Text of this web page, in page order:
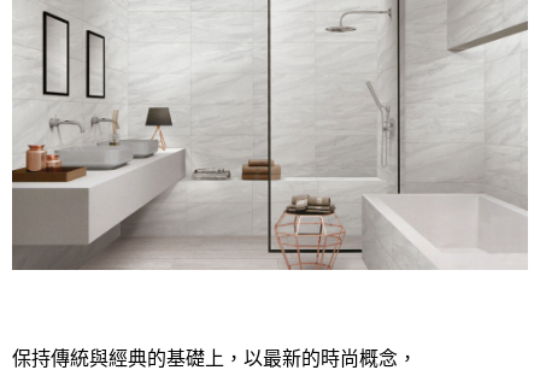
保持傳統與經典的基礎上，以最新的時尚概念，